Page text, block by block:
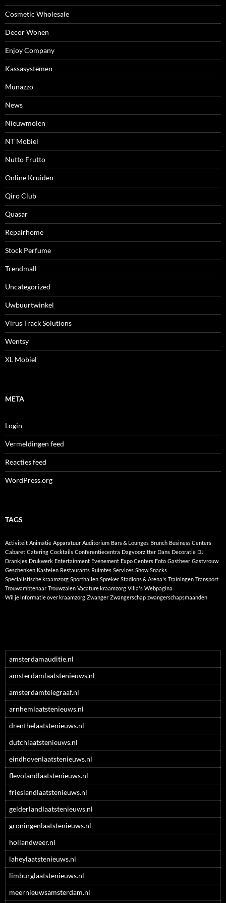
Cosmetic Wholesale
Decor Wonen
Enjoy Company
Kassasystemen
Munazzo
News
Nieuwmolen
NT Mobiel
Nutto Frutto
Online Kruiden
Qiro Club
Quasar
Repairhome
Stock Perfume
Trendmall
Uncategorized
Uwbuurtwinkel
Virus Track Solutions
Wentsy
XL Mobiel
META
Login
Vermeldingen feed
Reacties feed
WordPress.org
TAGS
Activiteit Animatie Apparatuur Auditorium Bars & Lounges Brunch Business Centers
Cabaret Catering Cocktails Conferentiecentra Dagvoorzitter Dans Decoratie DJ
Drankjes Drukwerk Entertainment Evenement Expo Centers Foto Gastheer Gastvrouw
Geschenken Kastelen Restaurants Ruimtes Services Show Snacks
Specialistische kraamzorg Sporthallen Spreker Stadions & Arena's Trainingen Transport
Trouwambtenaar Trouwzalen Vacature kraamzorg Villa's Webpagina
Wil je informatie over kraamzorg Zwanger Zwangerschap zwangerschapsmaanden
amsterdamauditie.nl
amsterdamlaatstenieuws.nl
amsterdamtelegraaf.nl
arnhemlaatstenieuws.nl
drenthelaatstenieuws.nl
dutchlaatstenieuws.nl
eindhovenlaatstenieuws.nl
flevolandlaatstenieuws.nl
frieslandlaatstenieuws.nl
gelderlandlaatstenieuws.nl
groningenlaatstenieuws.nl
hollandweer.nl
laheylaatstenieuws.nl
limburglaatstenieuws.nl
meernieuwsamsterdam.nl